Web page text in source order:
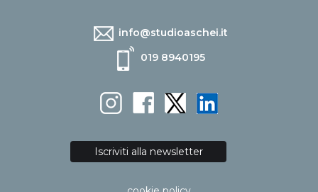
info@studioaschei.it
019 8940195
Iscriviti alla newsletter